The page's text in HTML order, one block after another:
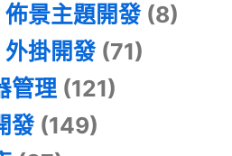
佈景主題開發(8)
外掛開發(71)
管理(121)
發(149)